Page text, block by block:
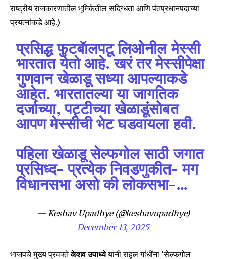
Join our community of
SUBSCRIBERS and be part of the
conversation.
To subscribe, simply enter your email address on our website
or click the subscribe button below. Don't worry, we respect
your privacy and won't spam your inbox. Your information is
I've read and accept thePrivacy Policy.
राष्ट्रीय राजकारणातील भूमिकेतील संदिग्धता आणि पंतप्रधानपदाच्या
प्रयत्नांकडे आहे.)
प्रसिद्ध फुटबॅालपटू लिओनील मेस्सी
भारतात येतो आहे. खरं तर मेस्सीपेक्षा
गुणवान खेळाडू सध्या आपल्याकडे
आहेत. भारतातल्या या जागतिक
दर्जाच्या, पट्टीच्या खेळाडूंसोबत
आपण मेस्सीची भेट घडवायला हवी.
पहिला खेळाडू सेल्फगोल साठी जगात
प्रसिध्द- प्रत्येक निवडणुकीत- मग
विधानसभा असो की लोकसभा-…
— Keshav Upadhye (@keshavupadhye)
December 13, 2025
भाजपचे मुख्य प्रवक्तेकेशव उपाध्येयांनी राहुल गांधींना ‘सेल्फगोल